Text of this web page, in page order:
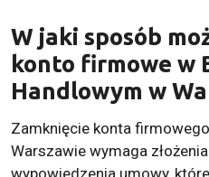
W jaki sposób
konto firmowe w
Handlowym w
Zamknięcie konta
Warszawie wymaga